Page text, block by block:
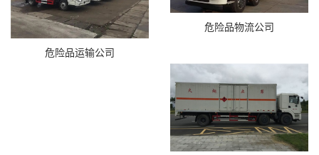
危险品运输公司
危险品物流公司